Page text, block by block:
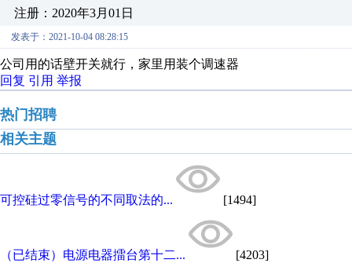
注册：2020年3月01日
发表于：2021-10-04 08:28:15
公司用的话壁开关就行，家里用装个调速器
回复 引用 举报
热门招聘
相关主题
可控硅过零信号的不同取法的... [1494]
（已结束）电源电器擂台第十二... [4203]